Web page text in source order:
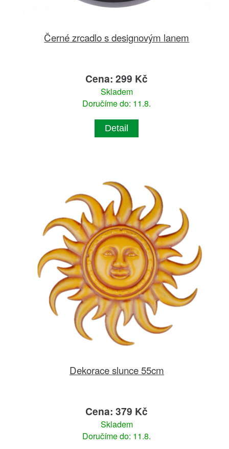
Černé zrcadlo s designovým lanem
Cena: 299 Kč
Skladem
Doručíme do: 11.8.
Detail
Dekorace slunce 55cm
Cena: 379 Kč
Skladem
Doručíme do: 11.8.